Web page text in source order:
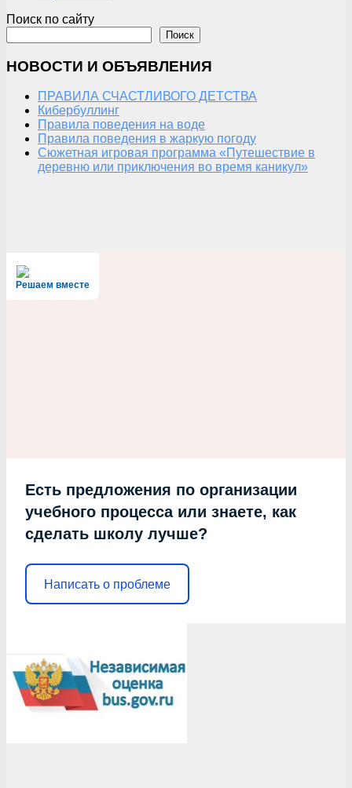
Поиск по сайту
Поиск
НОВОСТИ И ОБЪЯВЛЕНИЯ
ПРАВИЛА СЧАСТЛИВОГО ДЕТСТВА
Кибербуллинг
Правила поведения на воде
Правила поведения в жаркую погоду
Сюжетная игровая программа «Путешествие в
деревню или приключения во время каникул»
Решаем вместе
Есть предложения по организации
учебного процесса или знаете, как
сделать школу лучше?
Написать о проблеме